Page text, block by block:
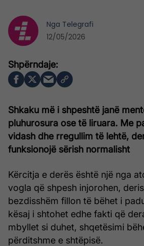
Shkaku më i shpeshtë janë
pluhurosura ose të liruara. Me
vidash dhe rregullim të lehtë,
funksionojë sërish normalisht
Kërcitja e derës është një nga
vogla që shpesh injorohen,
bezdisshëm fillon të bëhet i
kësaj i shtohet edhe fakti që
mbyllet si duhet, shqetësimi
përditshme e shtëpisë.
Nga Telegrafi
12/05/2026